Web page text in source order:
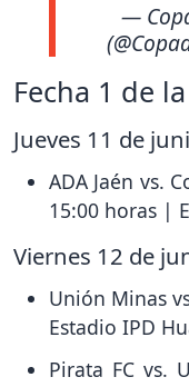
—
Fecha 1 de
Jueves 11 de
ADA Jaén vs.
15:00 horas |
Viernes 12 de
Unión Minas
Estadio IPD
Pirata FC vs.